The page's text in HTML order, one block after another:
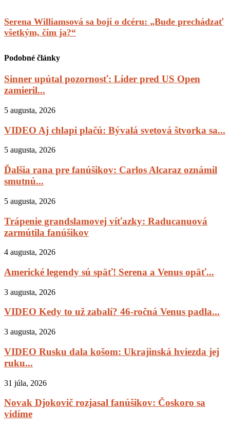
Serena Williamsová sa bojí o dcéru: „Bude prechádzať
všetkým, čím ja?“
Podobné články
Sinner upútal pozornosť: Líder pred US Open
zamieril...
5 augusta, 2026
VIDEO Aj chlapi plačú: Bývalá svetová štvorka sa...
5 augusta, 2026
Ďalšia rana pre fanúšikov: Carlos Alcaraz oznámil
smutnú...
5 augusta, 2026
Trápenie grandslamovej víťazky: Raducanuová
zarmútila fanúšikov
4 augusta, 2026
Americké legendy sú späť! Serena a Venus opäť...
3 augusta, 2026
VIDEO Kedy to už zabalí? 46-ročná Venus padla...
3 augusta, 2026
VIDEO Rusku dala košom: Ukrajinská hviezda jej
ruku...
31 júla, 2026
Novak Djokovič rozjasal fanúšikov: Čoskoro sa
vidíme